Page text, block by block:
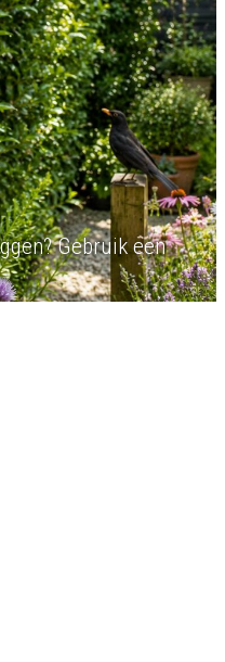
Gebruik een